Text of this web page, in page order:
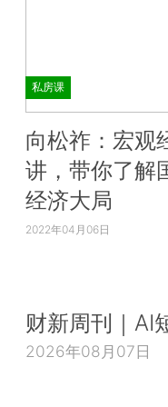
私房课
向松祚：宏观
讲，带你了解
经济大局
2022年04月06日
财新周刊｜AI
2026年08月07日